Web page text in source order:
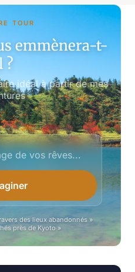
TOUR
emmènera-t-
?
idéal à partir de mes
des lieux abandonnés »
près de Kyoto »